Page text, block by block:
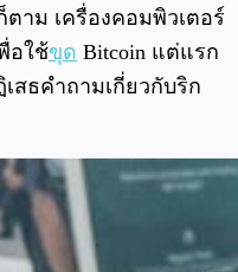
าม เครื่องคอมพิวเตอร์
อใช้ขุด Bitcoin แต่แรก
สธคำถามเกี่ยวกับริก